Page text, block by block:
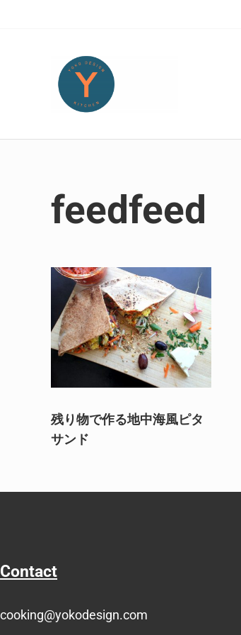
feedfeed
残り物で作る地中海風ピタ
サンド
Contact
cooking@yokodesign.com